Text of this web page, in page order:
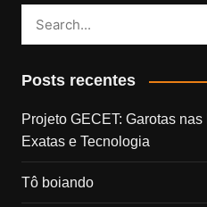
Posts recentes
Projeto GECET: Garotas
Exatas e Tecnologia
Tô boiando